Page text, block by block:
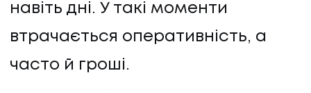
навіть дні. У такі моменти
втрачається оперативність, а
часто й гроші.